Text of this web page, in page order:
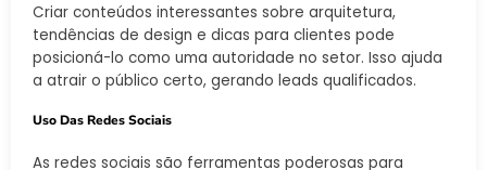
Criar conteúdos interessantes sobre arquitetura,
tendências de design e dicas para clientes pode
posicioná-lo como uma autoridade no setor. Isso ajuda
a atrair o público certo, gerando leads qualificados.
Uso Das Redes Sociais
As redes sociais são ferramentas poderosas para